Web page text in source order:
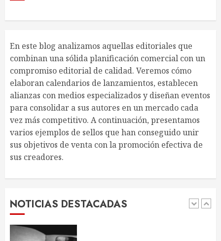
En este blog analizamos aquellas editoriales que
combinan una sólida planificación comercial con un
compromiso editorial de calidad. Veremos cómo
elaboran calendarios de lanzamientos, establecen
alianzas con medios especializados y diseñan eventos
para consolidar a sus autores en un mercado cada
vez más competitivo. A continuación, presentamos
varios ejemplos de sellos que han conseguido unir
sus objetivos de venta con la promoción efectiva de
sus creadores.
NOTICIAS DESTACADAS
5
Qué es el ISBN y por qué lo
necesitas para tu libro
10 DE NOVIEMBRE DE 2025
1
Web personal para autores